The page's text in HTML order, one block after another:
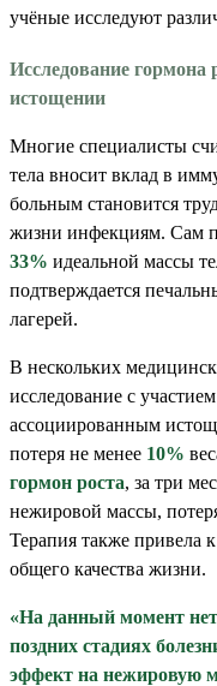
учёные исследуют
Исследование
истощении
Многие специалисты
тела вносит вклад в
больным становится
жизни инфекциям. Сам
33% идеальной массы
подтверждается
лагерей.
В нескольких
исследование с участием
ассоциированным
потеря не менее 10%
гормон роста, за три
нежировой массы,
Терапия также привела
общего качества жизни.
«На данный момент
поздних стадиях
эффект на нежировую